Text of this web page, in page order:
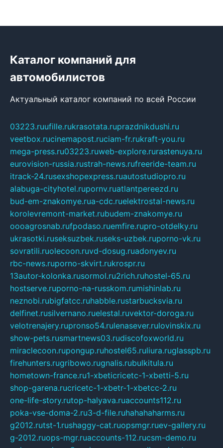
Каталог компаний для
автомобилистов
Актуальный каталог компаний по всей России
03223.ruufille.rukrasotata.ruprazdnikdushi.ru
veetbox.rucinemapost.ruciam-fr.rukraft-you.ru
mega-press.ru03223.ruweb-explore.rurastenuya.ru
eurovision-russia.rustrah-news.rufreeride-team.ru
itrack-24.rusexshopexpress.ruautostudiopro.ru
alabuga-cityhotel.rupornv.ruatlantpereezd.ru
bud-em-znakomye.rua-cdc.ruelektrostal-news.ru
korolevremont-market.rubudem-znakomye.ru
oooagrosnab.rufpodaso.ruemfire.rupro-otdelky.ru
ukrasotki.ruseksuzbek.ruseks-uzbek.ruporno-vk.ru
sovratili.ruolecoon.ruvd-dosug.ruadonyev.ru
rbc-news.ruporno-skvirt.rukrospr.ru
13autor-kolonka.rusormol.ru2rich.ruhostel-65.ru
hostserve.ruporno-na-russkom.rumishinlab.ru
neznobi.rubigfatcc.ruhabble.rustarbucksvia.ru
delfinet.rusilvernano.ruelestal.ruvektor-doroga.ru
velotrenajery.rupronso54.rulenasever.rulovinskix.ru
show-pets.rusmartnews03.rudiscofoxworld.ru
miraclecoon.rupongup.ruhostel65.ruliura.ruglasspb.ru
firehunters.rugribowo.rugnalis.rubulkitula.ru
hometown-france.ru1-xbeticricetc-1-xbetti-5.ru
shop-garena.rucricetc-1-xbetr-1-xbetcc-2.ru
one-life-story.rutop-halyava.ruaccounts112.ru
poka-vse-doma-2.ru3-d-file.ruhahahaharms.ru
g2012.rutst-1.rushaggy-cat.ruopsmgr.ruev-gallery.ru
g-2012.ruops-mgr.ruaccounts-112.rucsm-demo.ru